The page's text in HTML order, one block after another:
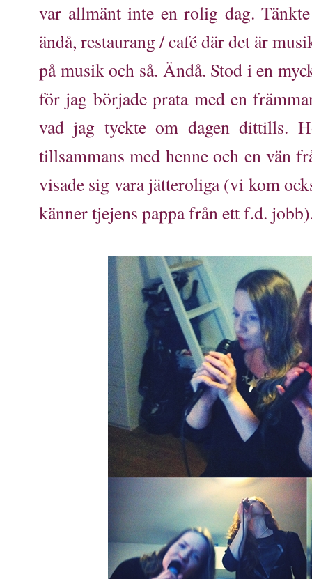
var allmänt inte en rolig dag.
ändå, restaurang / café där det är
på musik och så. Ändå. Stod i en
för jag började prata med en
vad jag tyckte om dagen dittills.
tillsammans med henne och en vän
visade sig vara jätteroliga (vi kom
känner tjejens pappa från ett f.d.